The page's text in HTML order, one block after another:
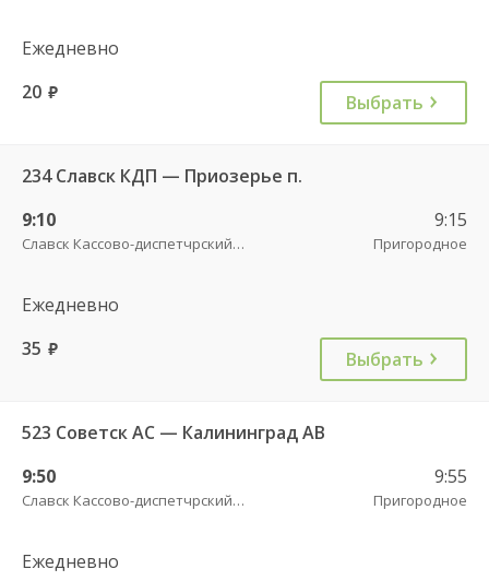
Ежедневно
20 руб. Выбрать
234 Славск КДП — Приозерье п.
9:10
Славск Кассово-диспетчрский пункт
9:15
Пригородное
Ежедневно
35 руб. Выбрать
523 Советск АС — Калининград АВ
9:50
Славск Кассово-диспетчрский пункт
9:55
Пригородное
Ежедневно